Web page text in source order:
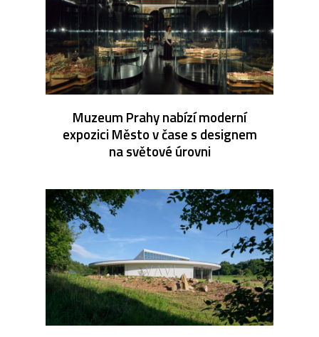
Muzeum Prahy nabízí moderní
expozici Město v čase s designem
na světové úrovni